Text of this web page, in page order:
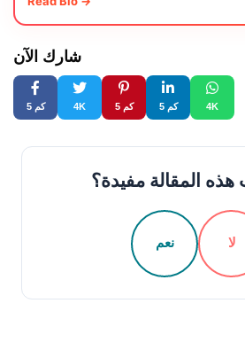
شارك الآن
5 كم 4K 5 كم 5 كم 4K
المقالة مفيدة؟
نعم لا